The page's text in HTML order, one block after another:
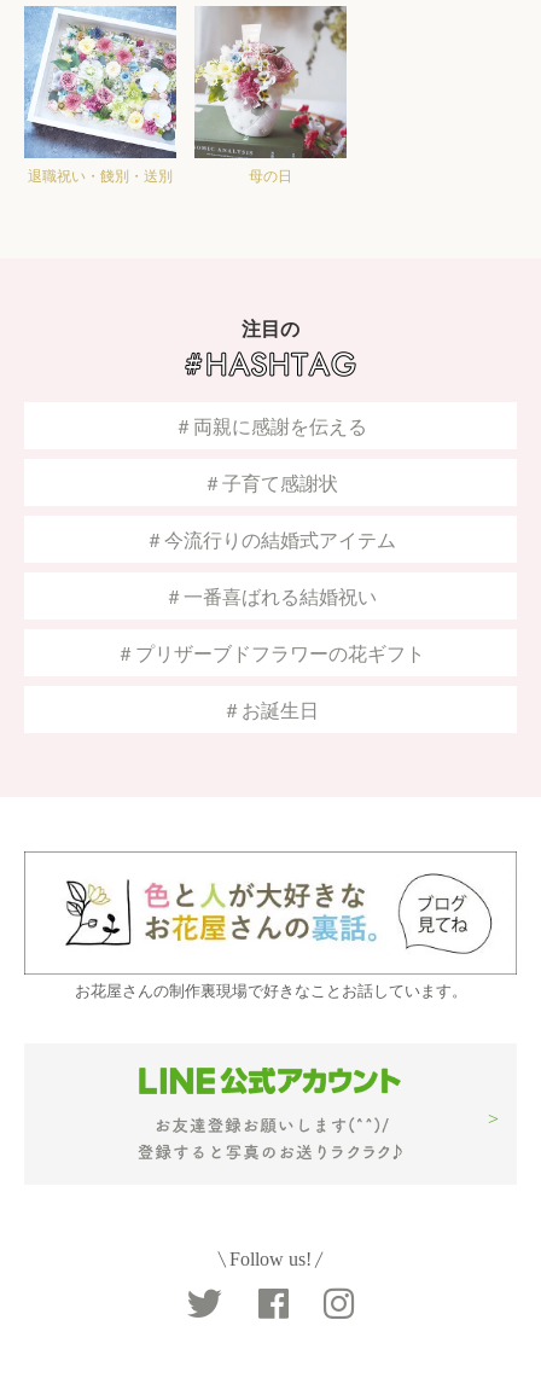
退職祝い・餞別・送別 母の日
注目の
＃両親に感謝を伝える
＃子育て感謝状
＃今流行りの結婚式アイテム
＃一番喜ばれる結婚祝い
＃プリザーブドフラワーの花ギフト
＃お誕生日
お花屋さんの制作裏現場で好きなことお話しています。
Follow us!